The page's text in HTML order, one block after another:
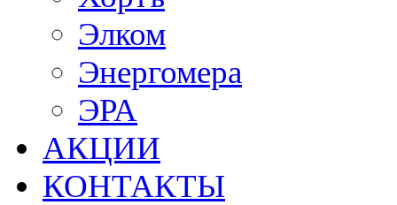
Элком
Энергомера
ЭРА
АКЦИИ
КОНТАКТЫ